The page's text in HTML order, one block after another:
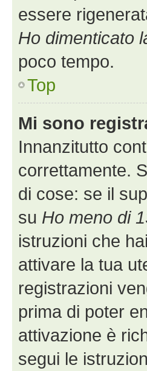
essere
Ho dimenticato
poco tempo.
Top
Mi sono
Innanzitutto
correttamente.
di cose: se il
su Ho meno di
istruzioni che
attivare la tua
registrazioni
prima di poter
attivazione è
segui le